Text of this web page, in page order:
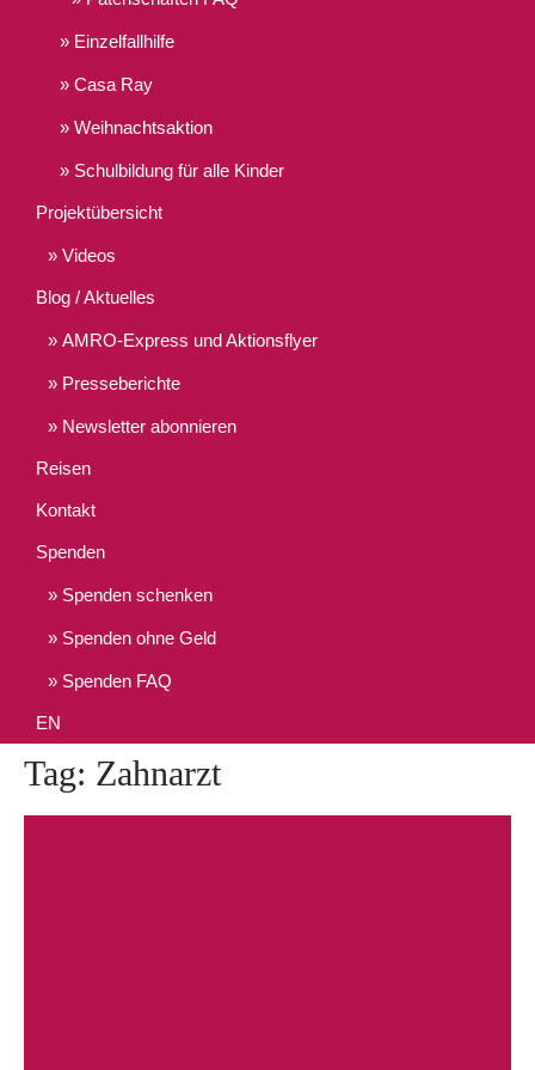
Einzelfallhilfe
Casa Ray
Weihnachtsaktion
Schulbildung für alle Kinder
Projektübersicht
Videos
Blog / Aktuelles
AMRO-Express und Aktionsflyer
Presseberichte
Newsletter abonnieren
Reisen
Kontakt
Spenden
Spenden schenken
Spenden ohne Geld
Spenden FAQ
EN
Tag: Zahnarzt